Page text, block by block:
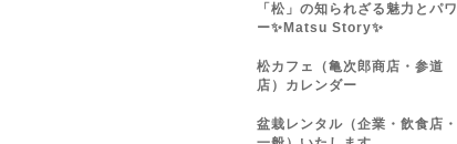
「松」の知られざる魅力とパワ
ー✨Matsu Story✨
松カフェ（亀次郎商店・参道
店）カレンダー
盆栽レンタル（企業・飲食店・